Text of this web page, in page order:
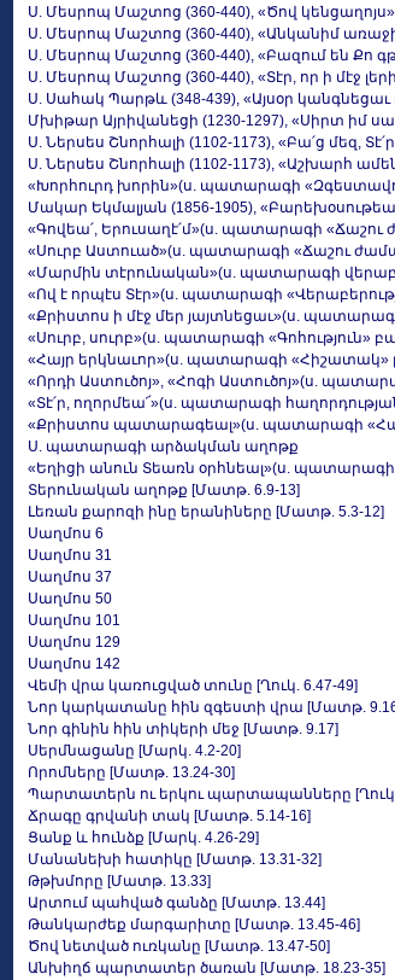
Ս. Մեսրոպ Մաշտոց (360-440), «Ծով
Ս. Մեսրոպ Մաշտոց (360-440), «Անկանիմ
Ս. Մեսրոպ Մաշտոց (360-440), «Բազում են Քո
Ս. Մեսրոպ Մաշտոց (360-440), «Տէր, որ ի մէջ
Ս. Սահակ Պարթև (348-439), «Այսօր
Մխիթար Այրիվանեցի (1230-1297), «Սիրտ իմ
Ս. Ներսես Շնորհալի (1102-1173), «Բա՛ց մեզ,
Ս. Ներսես Շնորհալի (1102-1173), «Աշխարհ
«Խորհուրդ խորին»(ս. պատարագի
Մակար Եկմալյան (1856-1905),
«Գովեա՛, Երուսաղէ՛մ»(ս. պատարագի
«Սուրբ Աստուած»(ս. պատարագի «Ճաշու
«Մարմին տէրունական»(ս. պատարագի
«Ով է որպէս Տէր»(ս. պատարագի
«Քրիստոս ի մէջ մեր յայտնեցաւ»(ս.
«Սուրբ, սուրբ»(ս. պատարագի «Գոհություն»
«Հայր երկնաւոր»(ս. պատարագի «Հիշատակ»
«Որդի Աստուծոյ», «Հոգի Աստուծոյ»(ս.
«Տէ՛ր, ողորմեա՜»(ս. պատարագի
«Քրիստոս պատարագեալ»(ս. պատարագի
Ս. պատարագի արձակման աղոթք
«Եղիցի անուն Տեառն օրհնեալ»(ս. պատարագի
Տերունական աղոթք [Մատթ. 6.9-13]
Լեռան քարոզի ինը երանիները [Մատթ. 5.3-12]
Սաղմոս 6
Սաղմոս 31
Սաղմոս 37
Սաղմոս 50
Սաղմոս 101
Սաղմոս 129
Սաղմոս 142
Վեմի վրա կառուցված տունը [Ղուկ. 6.47-49]
Նոր կարկատանը հին զգեստի վրա [Մատթ.
Նոր գինին հին տիկերի մեջ [Մատթ. 9.17]
Սերմնացանը [Մարկ. 4.2-20]
Որոմները [Մատթ. 13.24-30]
Պարտատերն ու երկու պարտապանները [Ղուկ.
Ճրագը գրվանի տակ [Մատթ. 5.14-16]
Ցանք և հունձք [Մարկ. 4.26-29]
Մանանեխի հատիկը [Մատթ. 13.31-32]
Թթխմորը [Մատթ. 13.33]
Արտում պահված գանձը [Մատթ. 13.44]
Թանկարժեք մարգարիտը [Մատթ. 13.45-46]
Ծով նետված ուռկանը [Մատթ. 13.47-50]
Անխիղճ պարտատեր ծառան [Մատթ. 18.23-35]